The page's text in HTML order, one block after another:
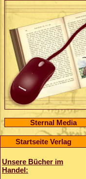
Sternal Media
Startseite Verlag
Unsere Bücher im
Handel: